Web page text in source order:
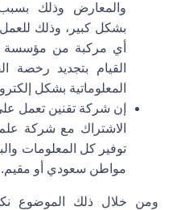
والمعارض وذلك
بشكل كبير، وذلك
أي مركبة من مؤسسة
القيام بتجديد رخصة
المعلوماتية بشكل
إن شركة تقنين تعمل
الاشتراك مع شركة
توفير كل المعلومات
مواطن سعودي أو مقيم.
ومن خلال ذلك الموضوع